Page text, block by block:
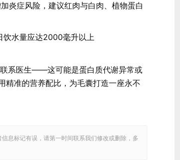
炎症风险，建议红肉与白肉、植物蛋白
饮水量应达2000毫升以上
系医生——这可能是蛋白质代谢异常或
精准的营养配比，为毛囊打造一座永不
息标记有误，请第一时间联系我们修改或删除，多